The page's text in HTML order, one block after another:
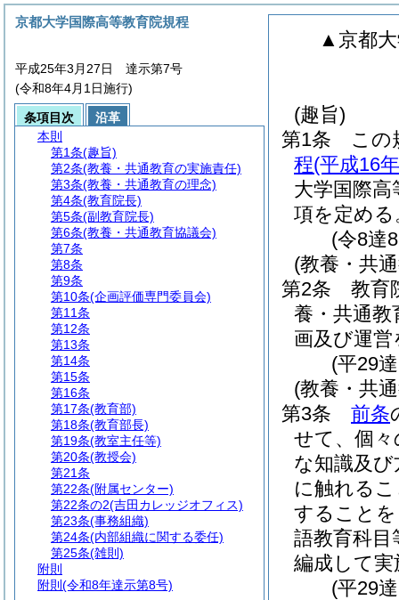
▲京都大
(趣旨)
第1条
この
程(平成16
大学国際高
項を定める
(令8達
(教養・共
第2条
教育
養・共通
画及び運
(平29
(教養・共
第3条
前条
せて、個
な知識及
に触れる
すること
語教育科
編成して
(平29
京都大学国際高等教育院規程
平成25年3月27日 達示第7号
(令和8年4月1日施行)
条項目次
沿革
本則
第1条(趣旨)
第2条(教養・共通教育の実施責任)
第3条(教養・共通教育の理念)
第4条(教育院長)
第5条(副教育院長)
第6条(教養・共通教育協議会)
第7条
第8条
第9条
第10条(企画評価専門委員会)
第11条
第12条
第13条
第14条
第15条
第16条
第17条(教育部)
第18条(教育部長)
第19条(教室主任等)
第20条(教授会)
第21条
第22条(附属センター)
第22条の2(吉田カレッジオフィス)
第23条(事務組織)
第24条(内部組織に関する委任)
第25条(雑則)
附則
附則 (令和8年達示第8号)